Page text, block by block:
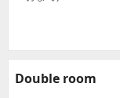
Double room